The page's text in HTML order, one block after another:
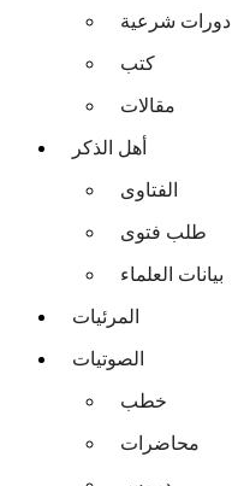
دورات شرعية
كتب
مقالات
أهل الذكر
الفتاوى
طلب فتوى
بيانات العلماء
المرئيات
الصوتيات
خطب
محاضرات